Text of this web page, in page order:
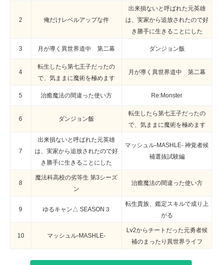
2 俺だけレベルアップな件
出来損ないと呼ばれた元英雄
は、実家から追放されたので好
き勝手に生きることにした
3 月が導く異世界道中 第二幕 ダンジョン飯
4
転生したら第七王子だったの
で、気ままに魔術を極めます
月が導く異世界道中 第二幕
5 治癒魔法の間違った使い方 Re:Monster
6 ダンジョン飯
転生したら第七王子だったの
で、気ままに魔術を極めます
7
出来損ないと呼ばれた元英雄
は、実家から追放されたので好
き勝手に生きることにした
マッシュル-MASHLE- 神覚者候
補選抜試験編
8
魔法科高校の劣等生 第3シーズ
ン
治癒魔法の間違った使い方
9 ゆるキャン△ SEASON３
転生貴族、鑑定スキルで成り上
がる
10 マッシュル-MASHLE-
Lv2からチートだった元勇者候
補のまったり異世界ライフ